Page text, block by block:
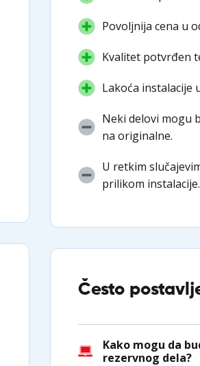
Povoljnija cena u
Kvalitet potvrđen
Lakoća instalacije
Neki delovi mogu
na originalne.
U retkim
prilikom instalacije.
Često
Kako mogu da
rezervnog dela?